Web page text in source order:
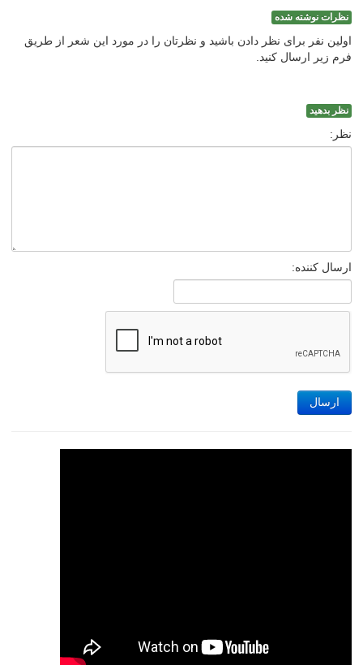
نظرات نوشته شده
اولین نفر برای نظر دادن باشید و نظرتان را در مورد این شعر از طریق
فرم زیر ارسال کنید.
نظر بدهید
نظر:
ارسال کننده:
ارسال